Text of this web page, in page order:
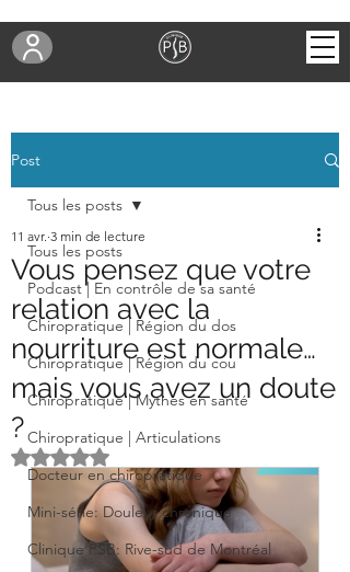
Post
Tous les posts
Podcast | En contrôle de sa santé
Chiropratique | Région du dos
Chiropratique | Région du cou
Chiropratique | Mythes en santé
Chiropratique | Articulations
Docteur en chiropratique
Mini-série: Douleur chronique
Clinique PSB: Rive-sud de Montréal
Tous les posts
Vous pensez que votre
relation avec la
nourriture est normale…
mais vous avez un doute
?
11 avr. 3 min de lecture
Noté NaN étoiles sur 5.